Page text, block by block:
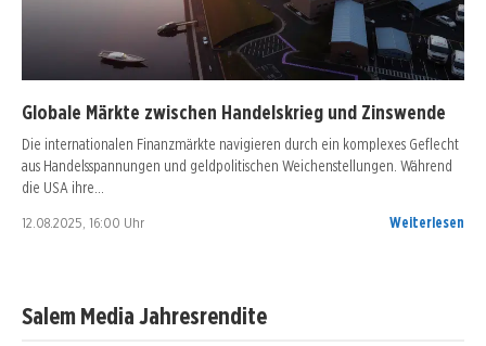
Globale Märkte zwischen Handelskrieg und Zinswende
Die internationalen Finanzmärkte navigieren durch ein komplexes Geflecht
aus Handelsspannungen und geldpolitischen Weichenstellungen. Während
die USA ihre…
12.08.2025, 16:00 Uhr Weiterlesen
Salem Media Jahresrendite